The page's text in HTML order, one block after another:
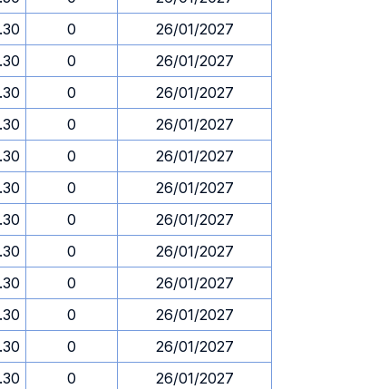
0
26/01/2027
0
26/01/2027
0
26/01/2027
0
26/01/2027
0
26/01/2027
0
26/01/2027
0
26/01/2027
0
26/01/2027
0
26/01/2027
0
26/01/2027
0
26/01/2027
0
26/01/2027